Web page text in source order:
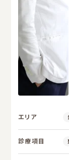
エリア
診療項目